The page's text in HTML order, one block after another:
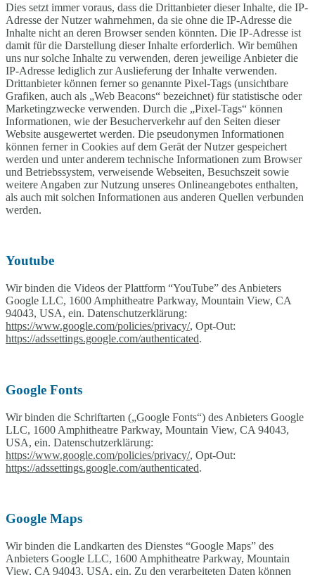
Dies setzt immer voraus, dass die Drittanbieter dieser Inhalte, die IP-
Adresse der Nutzer wahrnehmen, da sie ohne die IP-Adresse die
Inhalte nicht an deren Browser senden könnten. Die IP-Adresse ist
damit für die Darstellung dieser Inhalte erforderlich. Wir bemühen
uns nur solche Inhalte zu verwenden, deren jeweilige Anbieter die
IP-Adresse lediglich zur Auslieferung der Inhalte verwenden.
Drittanbieter können ferner so genannte Pixel-Tags (unsichtbare
Grafiken, auch als „Web Beacons“ bezeichnet) für statistische oder
Marketingzwecke verwenden. Durch die „Pixel-Tags“ können
Informationen, wie der Besucherverkehr auf den Seiten dieser
Website ausgewertet werden. Die pseudonymen Informationen
können ferner in Cookies auf dem Gerät der Nutzer gespeichert
werden und unter anderem technische Informationen zum Browser
und Betriebssystem, verweisende Webseiten, Besuchszeit sowie
weitere Angaben zur Nutzung unseres Onlineangebotes enthalten,
als auch mit solchen Informationen aus anderen Quellen verbunden
werden.
Youtube
Wir binden die Videos der Plattform “YouTube” des Anbieters
Google LLC, 1600 Amphitheatre Parkway, Mountain View, CA
94043, USA, ein. Datenschutzerklärung:
https://www.google.com/policies/privacy/, Opt-Out:
https://adssettings.google.com/authenticated.
Google Fonts
Wir binden die Schriftarten („Google Fonts“) des Anbieters Google
LLC, 1600 Amphitheatre Parkway, Mountain View, CA 94043,
USA, ein. Datenschutzerklärung:
https://www.google.com/policies/privacy/, Opt-Out:
https://adssettings.google.com/authenticated.
Google Maps
Wir binden die Landkarten des Dienstes “Google Maps” des
Anbieters Google LLC, 1600 Amphitheatre Parkway, Mountain
View, CA 94043, USA, ein. Zu den verarbeiteten Daten können